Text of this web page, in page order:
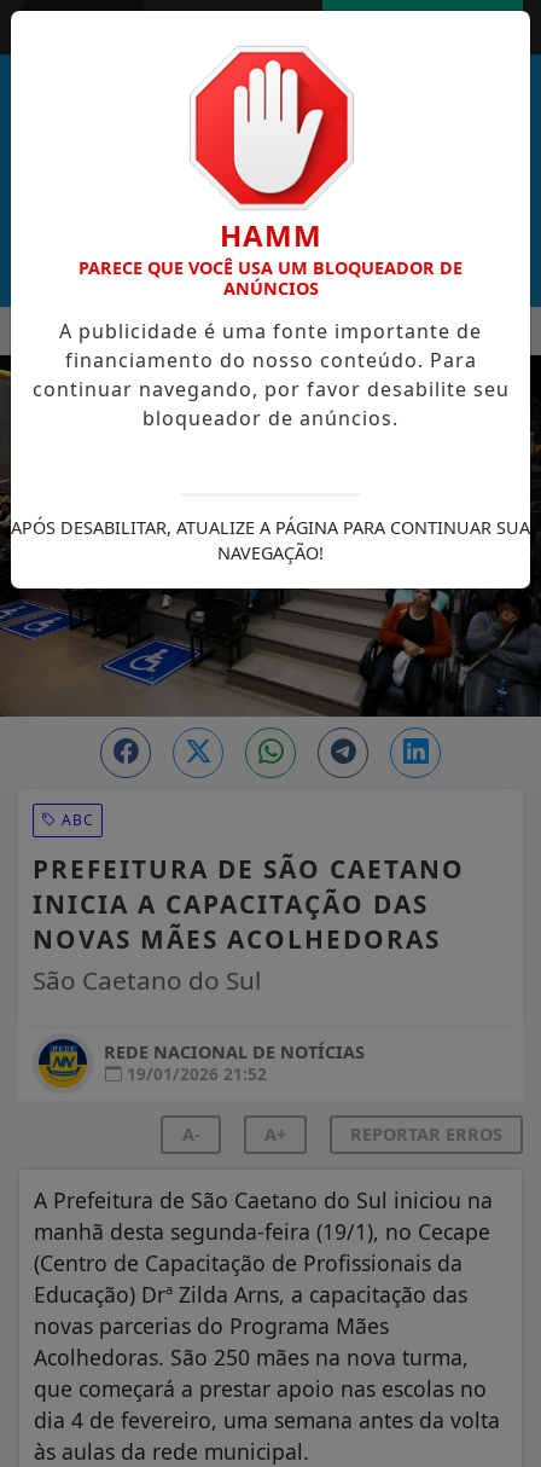
DE CABO VERDE VENCE ELEIÇÃO DO GOL MAIS BONITO DA
EM ALTA
MENU
ABC
PREFEITURA DE SÃO CAETANO
INICIA A CAPACITAÇÃO DAS
NOVAS MÃES ACOLHEDORAS
São Caetano do Sul
REDE NACIONAL DE NOTÍCIAS
19/01/2026 21:52
A- A+ REPORTAR ERROS
A Prefeitura de São Caetano do Sul iniciou na
manhã desta segunda-feira (19/1), no Cecape
(Centro de Capacitação de Profissionais da
Educação) Drª Zilda Arns, a capacitação das
novas parcerias do Programa Mães
Acolhedoras. São 250 mães na nova turma,
que começará a prestar apoio nas escolas no
dia 4 de fevereiro, uma semana antes da volta
às aulas da rede municipal.
HAMM
PARECE QUE VOCÊ USA UM BLOQUEADOR DE
ANÚNCIOS
A publicidade é uma fonte importante de
financiamento do nosso conteúdo. Para
continuar navegando, por favor desabilite seu
bloqueador de anúncios.
APÓS DESABILITAR, ATUALIZE A PÁGINA PARA CONTINUAR SUA
NAVEGAÇÃO!